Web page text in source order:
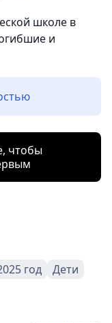
школе в
и
чтобы
год Дети